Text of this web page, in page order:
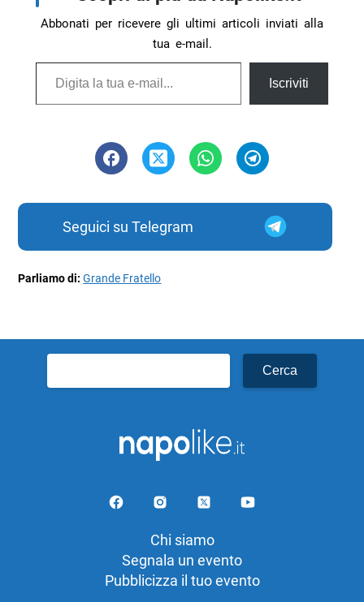
Abbonati per ricevere gli ultimi articoli inviati alla
tua e-mail.
Digita la tua e-mail...
Iscriviti
Seguici su Telegram
Parliamo di:Grande Fratello
per:
Chi siamo
Segnala un evento
Pubblicizza il tuo evento